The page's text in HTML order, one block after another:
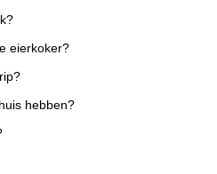
eierkoker?
hebben?